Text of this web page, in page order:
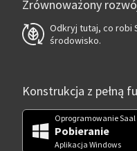
Zrównoważony
Odkryj tutaj, co robi
środowisko.
Konstrukcja z pełną
Oprogramowanie Saal
Pobieranie
Aplikacja Windows